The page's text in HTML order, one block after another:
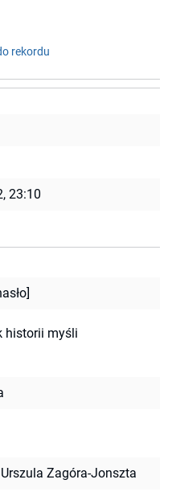
rekordu
23:10
historii myśli
Zagóra-Jonszta